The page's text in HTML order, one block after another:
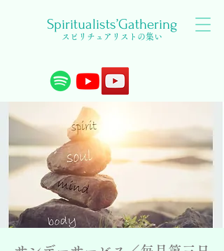
Spiritualists’Gathering
スピリチュアリストの集い